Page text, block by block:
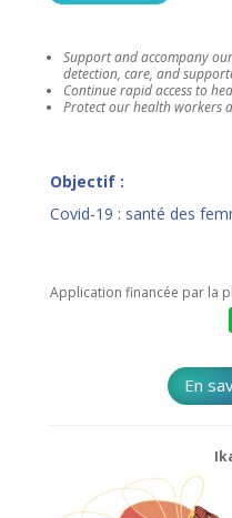
Support and accompany
detection, care, and
Continue rapid access to
Protect our health workers
Objectif :
Covid-19 : santé des
Application financée par la
En